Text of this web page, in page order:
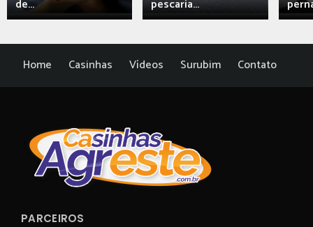
de... pescaria...
Home Casinhas Vídeos Surubim Contato
PARCEIROS